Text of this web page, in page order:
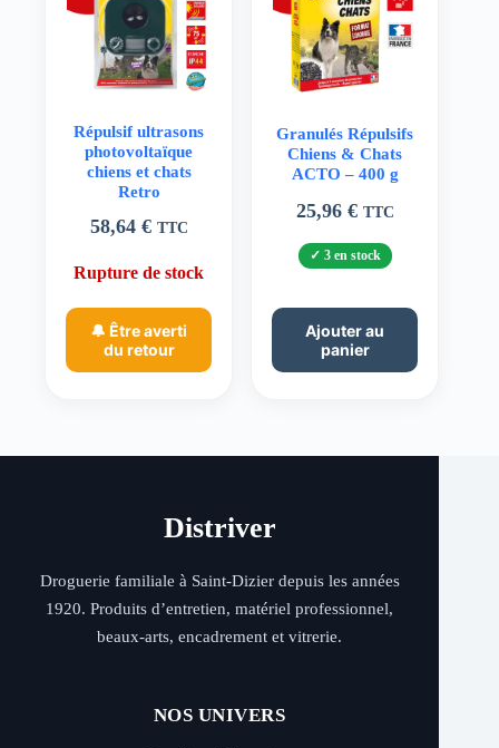
Répulsif ultrasons
photovoltaïque
chiens et chats
Retro
58,64 € TTC
Rupture de stock
🔔 Être averti
du retour
Granulés Répulsifs
Chiens & Chats
ACTO – 400 g
25,96 € TTC
3 en stock
Ajouter au
panier
Distriver
Droguerie familiale à Saint-Dizier depuis les années
1920. Produits d’entretien, matériel professionnel,
beaux-arts, encadrement et vitrerie.
NOS UNIVERS